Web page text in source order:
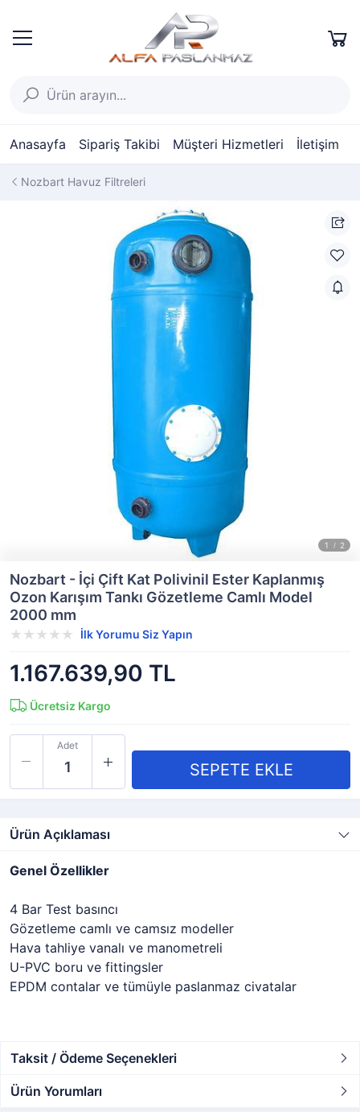
Anasayfa Sipariş Takibi Müşteri Hizmetleri İletişim
Nozbart Havuz Filtreleri
Nozbart - İçi Çift Kat Polivinil Ester Kaplanmış
Ozon Karışım Tankı Gözetleme Camlı Model
2000 mm
İlk Yorumu Siz Yapın
1.167.639,90 TL
Ücretsiz Kargo
Adet
Ürün Açıklaması
Genel Özellikler
4 Bar Test basıncı
Gözetleme camlı ve camsız modeller
Hava tahliye vanalı ve manometreli
U-PVC boru ve fittingsler
EPDM contalar ve tümüyle paslanmaz civatalar
Taksit / Ödeme Seçenekleri
Ürün Yorumları